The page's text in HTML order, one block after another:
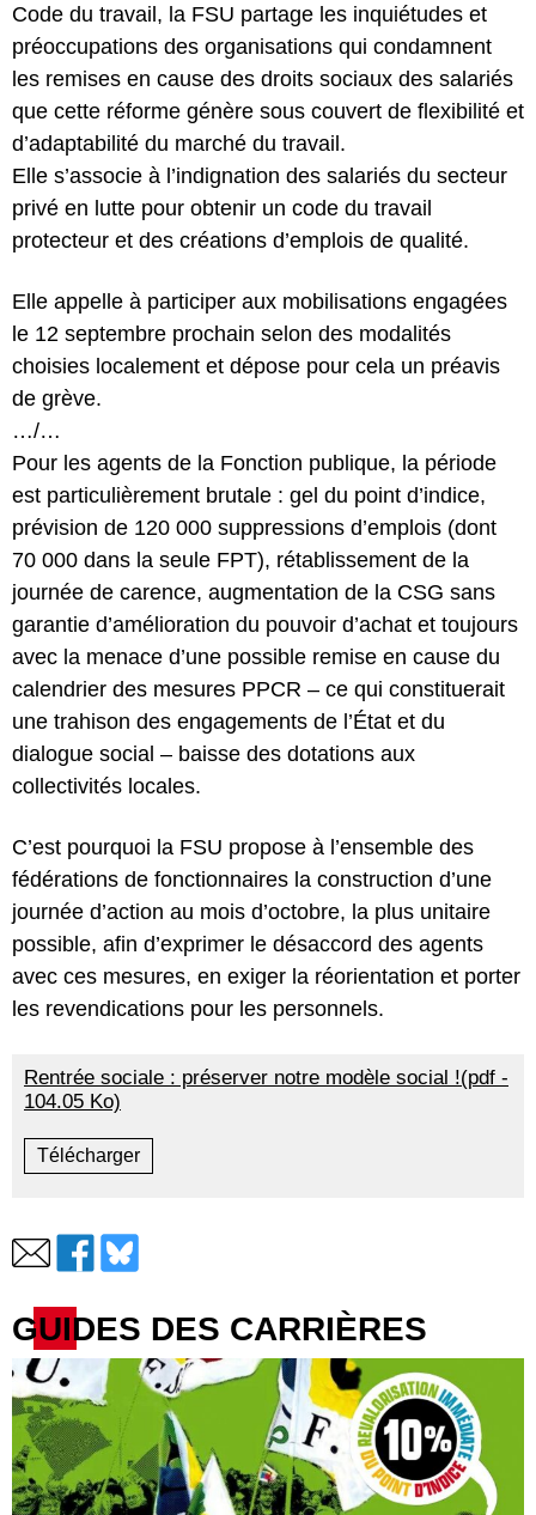
Code du travail, la FSU partage les inquiétudes et
préoccupations des organisations qui condamnent
les remises en cause des droits sociaux des salariés
que cette réforme génère sous couvert de flexibilité et
d’adaptabilité du marché du travail.
Elle s’associe à l’indignation des salariés du secteur
privé en lutte pour obtenir un code du travail
protecteur et des créations d’emplois de qualité.
Elle appelle à participer aux mobilisations engagées
le 12 septembre prochain selon des modalités
choisies localement et dépose pour cela un préavis
de grève.
…/…
Pour les agents de la Fonction publique, la période
est particulièrement brutale : gel du point d’indice,
prévision de 120 000 suppressions d’emplois (dont
70 000 dans la seule FPT), rétablissement de la
journée de carence, augmentation de la CSG sans
garantie d’amélioration du pouvoir d’achat et toujours
avec la menace d’une possible remise en cause du
calendrier des mesures PPCR – ce qui constituerait
une trahison des engagements de l’État et du
dialogue social – baisse des dotations aux
collectivités locales.
C’est pourquoi la FSU propose à l’ensemble des
fédérations de fonctionnaires la construction d’une
journée d’action au mois d’octobre, la plus unitaire
possible, afin d’exprimer le désaccord des agents
avec ces mesures, en exiger la réorientation et porter
les revendications pour les personnels.
Rentrée sociale : préserver notre modèle social !(pdf -
104.05 Ko)
Télécharger
GUIDES DES CARRIÈRES